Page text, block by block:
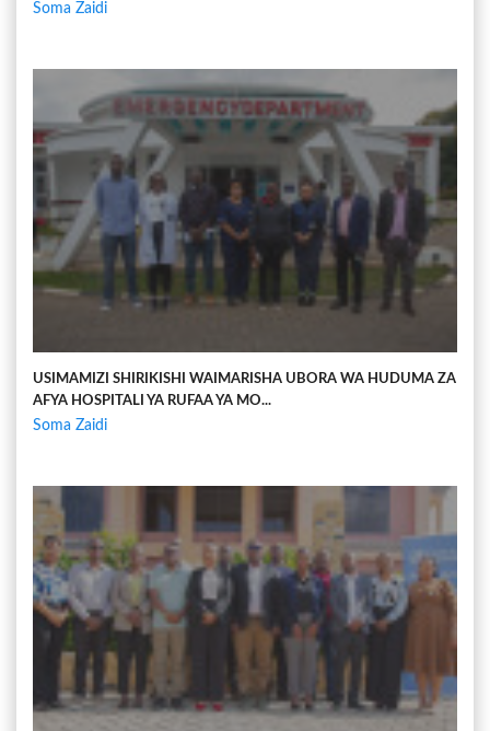
Soma Zaidi
USIMAMIZI SHIRIKISHI WAIMARISHA UBORA WA HUDUMA ZA
AFYA HOSPITALI YA RUFAA YA MO...
Soma Zaidi